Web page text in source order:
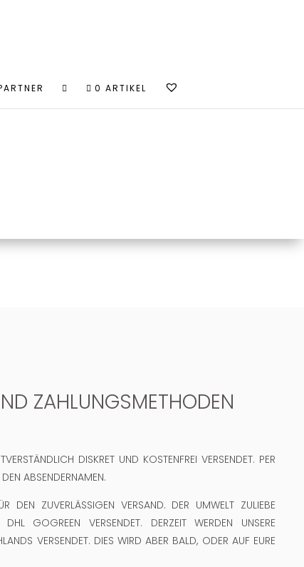
0 ARTIKEL
ZAHLUNGSMETHODEN
DISKRET UND KOSTENFREI VERSENDET. PER
ABSENDERNAMEN.
DEN ZUVERLÄSSIGEN VERSAND. DER UMWELT ZULIEBE
GOGREEN VERSENDET. DERZEIT WERDEN UNSERE
VERSENDET. DIES WIRD ABER BALD, ODER AUF EURE